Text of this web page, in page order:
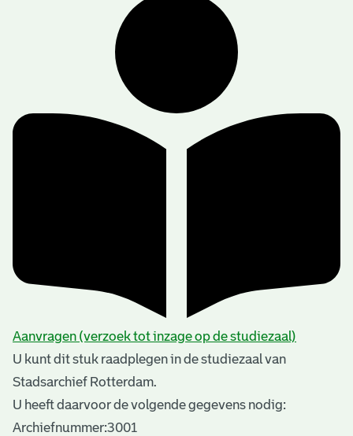
Aanvragen (verzoek tot inzage op de studiezaal)
U kunt dit stuk raadplegen in de studiezaal van
Stadsarchief Rotterdam.
U heeft daarvoor de volgende gegevens nodig:
Archiefnummer:3001